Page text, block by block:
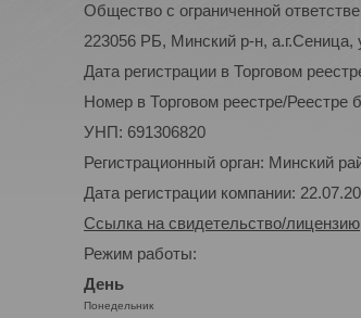
Общество с ограниченной
223056 РБ, Минский р-н,
Дата регистрации в Торговом
Номер в Торговом реестре/Реестре
УНП: 691306820
Регистрационный орган: Минский
Дата регистрации компании:
Ссылка на свидетельство/лицензию
Режим работы:
День
Понедельник